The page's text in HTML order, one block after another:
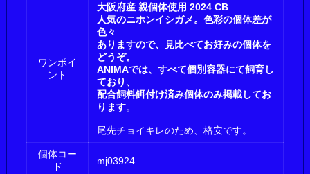
ワンポイ
ント
大阪府産 親個体使用 2024 CB
人気のニホンイシガメ。色彩の個体差が
色々
ありますので、見比べてお好みの個体を
どうぞ。
ANIMAでは、すべて個別容器にて飼育し
ており、
配合飼料餌付け済み個体のみ掲載してお
ります。
尾先チョイキレのため、格安です。
個体コー
ド
mj03924